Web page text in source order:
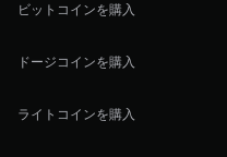
ビットコインを購入
ドージコインを購入
ライトコインを購入